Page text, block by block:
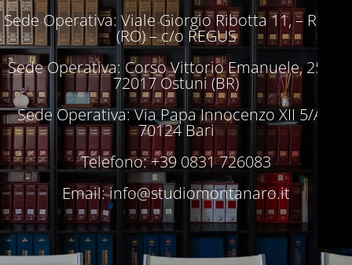
Sede Operativa: Viale Giorgio Ribotta 11, – Roma
(RO) – c/o REGUS
Sede Operativa: Corso Vittorio Emanuele, 250 –
72017 Ostuni (BR)
Sede Operativa: Via Papa Innocenzo XII 5/A –
70124 Bari
Telefono: +39 0831 726083
Email:info@studiomontanaro.it